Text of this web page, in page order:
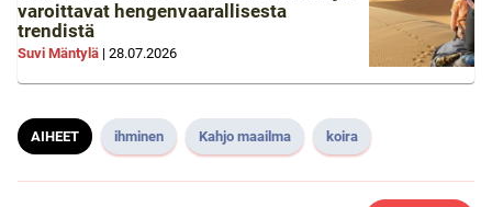
varoittavat hengenvaarallisesta
trendistä
Suvi Mäntylä | 28.07.2026
AIHEET ihminen Kahjo maailma koira